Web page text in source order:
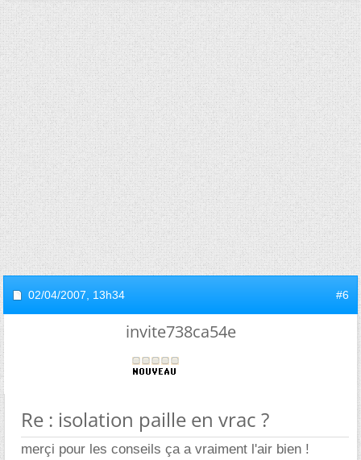
02/04/2007, 13h34 #6
invite738ca54e
Re : isolation paille en vrac ?
merçi pour les conseils ça a vraiment l'air bien !